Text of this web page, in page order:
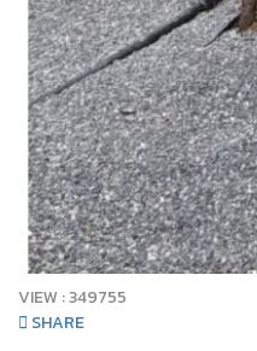
VIEW :349755
SHARE